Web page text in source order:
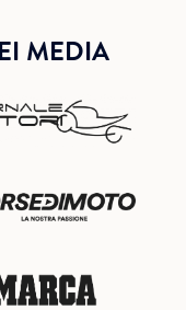
MEDIA